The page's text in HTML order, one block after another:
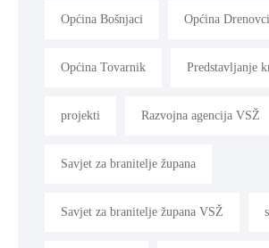
Općina Bošnjaci Općina Drenovci
Općina Tovarnik Predstavljanje
projekti Razvojna agencija VSŽ
Savjet za branitelje župana
Savjet za branitelje župana VSŽ